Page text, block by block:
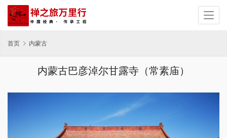
首页 内蒙古
内蒙古巴彦淖尔甘露寺（常素庙）